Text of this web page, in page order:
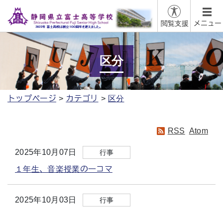
閲覧支援 メニュー
区分
トップページ カテゴリ 区分
RSS Atom
2025年10月07日 行事
１年生、音楽授業の一コマ
2025年10月03日 行事